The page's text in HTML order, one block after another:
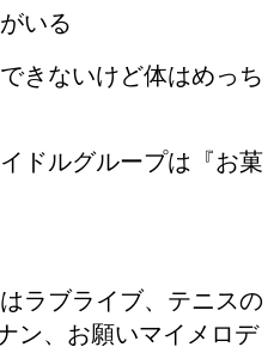
いる
きないけど体はめっち
ドルグループは『お菓
ラブライブ、テニスの
ン、お願いマイメロデ